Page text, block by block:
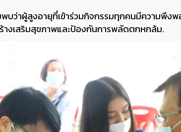
บว่าผู้สูงอายุที่เข้าร่วมกิจกรรมทุกคนมีความพึงพ
างเสริมสุขภาพและป้องกันการพลัดตกหกล้ม.